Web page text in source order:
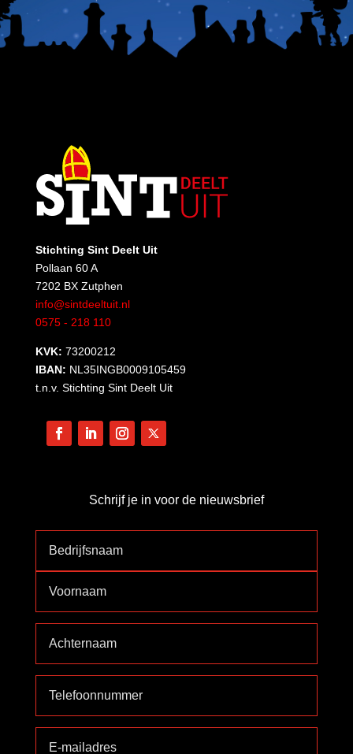
Stichting Sint Deelt Uit
Pollaan 60 A
7202 BX Zutphen
info@sintdeeltuit.nl
0575 - 218 110
KVK: 73200212
IBAN: NL35INGB0009105459
t.n.v. Stichting Sint Deelt Uit
Schrijf je in voor de nieuwsbrief